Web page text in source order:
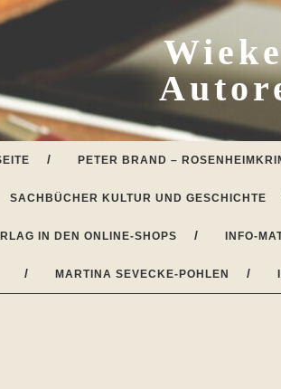
PETER BRAND –
SACHBÜCHER KULTUR UND GESCHICHTE
IN DEN ONLINE-SHOPS INFO-
MARTINA SEVECKE-POHLEN